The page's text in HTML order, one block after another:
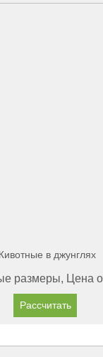
в джунглях
размеры, Цена
Рассчитать